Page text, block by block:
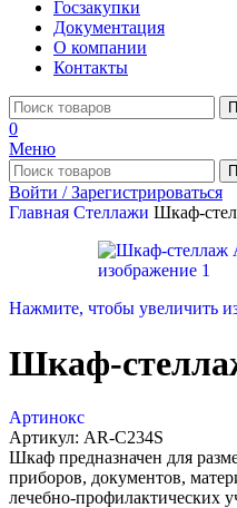
Госзакупки
Документация
О компании
Контакты
0
Меню
Войти / Зарегистрироваться
Главная Стеллажи Шкаф-
Нажмите, чтобы увеличить
Шкаф-
Артинокс
Артикул: AR-C234S
Шкаф предназначен для
приборов, документов,
лечебно-профилактических